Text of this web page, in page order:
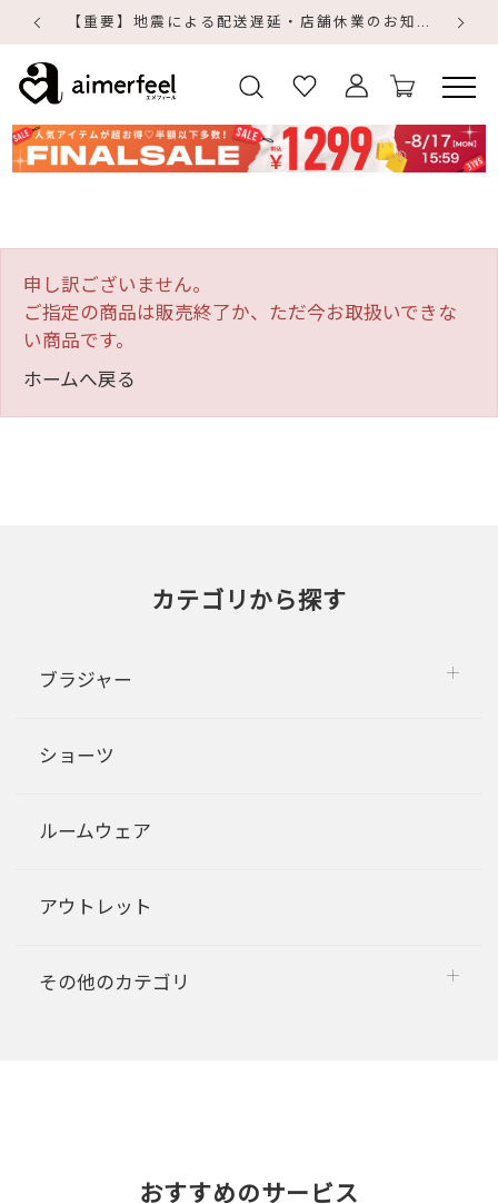
【重要】地震による配送遅延・店舗休業のお知らせ
申し訳ございません。
ご指定の商品は販売終了か、ただ今お取扱いできな
い商品です。
ホームへ戻る
カテゴリから探す
ブラジャー
ショーツ
ルームウェア
アウトレット
その他のカテゴリ
おすすめのサービス